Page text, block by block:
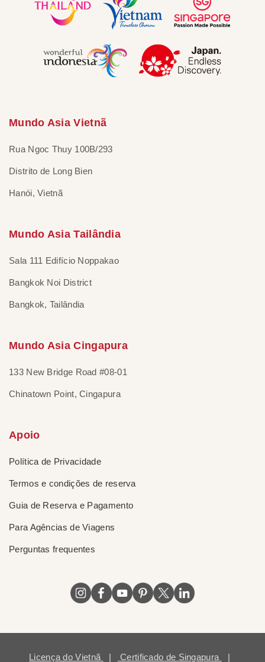
Mundo Asia Vietnã
Rua Ngoc Thuy 100B/293
Distrito de Long Bien
Hanói, Vietnã
Mundo Asia Tailândia
Sala 111 Edifício Noppakao
Bangkok Noi District
Bangkok, Tailândia
Mundo Asia Cingapura
133 New Bridge Road #08-01
Chinatown Point, Cingapura
Apoio
Política de Privacidade
Termos e condições de reserva
Guia de Reserva e Pagamento
Para Agências de Viagens
Perguntas frequentes
Licença do Vietnã | Certificado de Singapura |